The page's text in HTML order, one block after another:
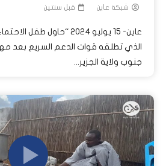
شبكة عاين قبل سنتين
عاين- 15 يوليو 2024 “حاول
الذي تطلقه قوات الدعم السريع بعد
جنوب ولاية الجزير...